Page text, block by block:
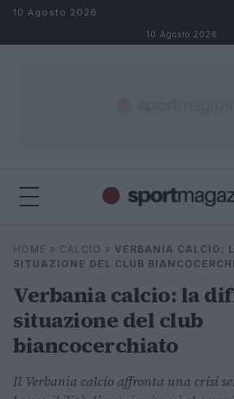
Salta al contenuto
10 Agosto 2026
10 Agosto 2026
Cerca
HOME » CALCIO » VERBANIA CALCIO:
SITUAZIONE DEL CLUB
Verbania calcio: la
situazione del club
biancocerchiato
Il Verbania calcio affronta una crisi